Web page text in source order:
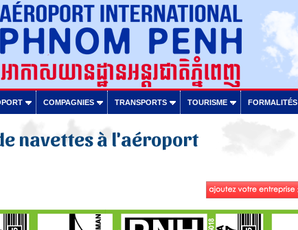
COMPAGNIES TRANSPORTS TOURISME FORMALITÉS
navettes à l'aéroport